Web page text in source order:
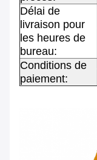
Délai de
livraison pour
les heures de
bureau:
Conditions de
paiement: